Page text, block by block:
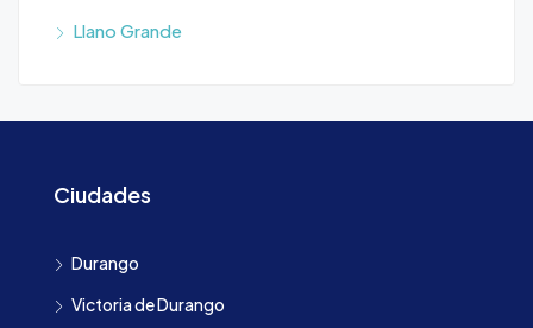
Llano Grande
Ciudades
Durango
Victoria de Durango